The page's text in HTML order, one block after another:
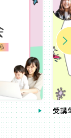
受講